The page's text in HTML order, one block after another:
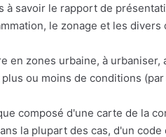
savoir le rapport de
le zonage et les
en zones urbaine, à
ou moins de conditions
composé d'une carte de la
la plupart des cas, d'un